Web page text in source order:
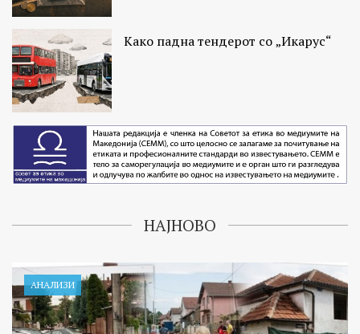
Како падна тендерот со „Икарус“
НАЈНОВО
АНАЛИЗИ